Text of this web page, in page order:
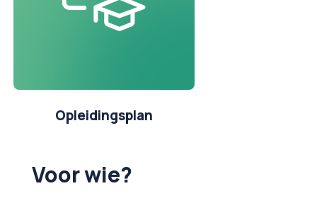
Opleidingsplan
Voor wie?